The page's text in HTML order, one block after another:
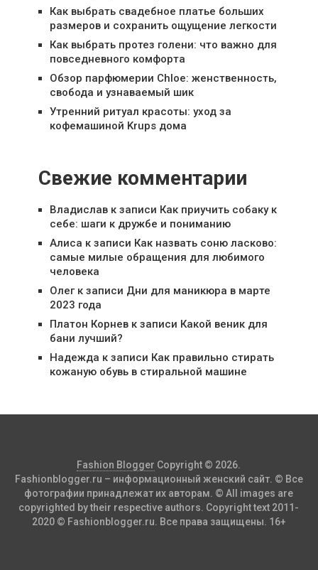
Как выбрать свадебное платье больших
размеров и сохранить ощущение легкости
Как выбрать протез голени: что важно для
повседневного комфорта
Обзор парфюмерии Chloe: женственность,
свобода и узнаваемый шик
Утренний ритуал красоты: уход за
кофемашиной Krups дома
Свежие комментарии
Владиславк записи Как приучить собаку к
себе: шаги к дружбе и пониманию
Алиса к записи Как назвать соню ласково:
самые милые обращения для любимого
человека
Олегк записи Дни для маникюра в марте
2023 года
Платон Корневк записи Какой веник для
бани лучший?
Надежда к записи Как правильно стирать
кожаную обувь в стиральной машине
Fashion Blogger Copyright © 2026.
Fashionblogger.ru – информационный женский сайт. © Все
фотографии принадлежат их авторам. © All images are
copyrighted by their respective authors. Copyright text 2011-
2020 © Fashionblogger.ru. Все права защищены. 16+